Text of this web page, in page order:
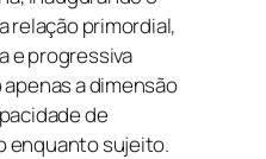
relação primordial,
e progressiva
a dimensão
de
enquanto sujeito.